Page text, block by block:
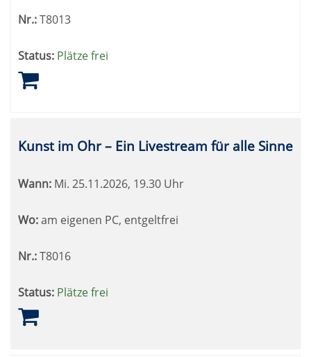
Nr.:T8013
Status: Plätze frei
Kunst im Ohr – Ein Livestream für alle Sinne
Wann: Mi. 25.11.2026, 19.30 Uhr
Wo:am eigenen PC, entgeltfrei
Nr.:T8016
Status: Plätze frei